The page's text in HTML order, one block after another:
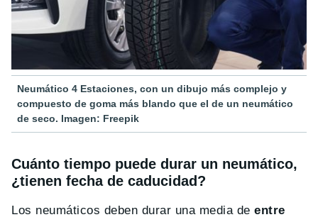
Neumático 4 Estaciones, con un dibujo más complejo y
compuesto de goma más blando que el de un neumático
de seco. Imagen: Freepik
Cuánto tiempo puede durar un neumático,
¿tienen fecha de caducidad?
Los neumáticos deben durar una media deentre